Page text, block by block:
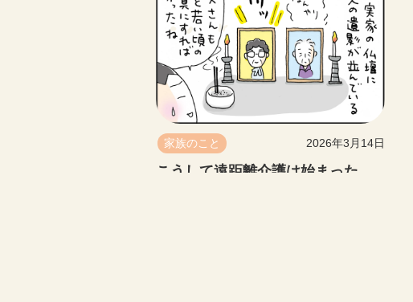
家族のこと 2026年3月14日
こうして遠距離介護は始まった